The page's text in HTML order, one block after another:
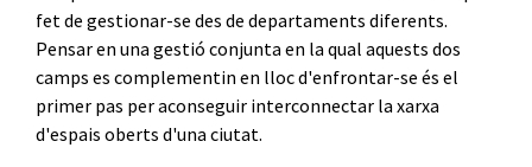
fet de gestionar-se des de departaments diferents.
Pensar en una gestió conjunta en la qual aquests dos
camps es complementin en lloc d'enfrontar-se és el
primer pas per aconseguir interconnectar la xarxa
d'espais oberts d'una ciutat.